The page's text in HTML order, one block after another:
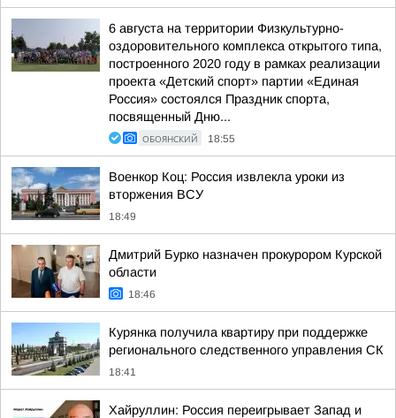
6 августа на территории Физкультурно-
оздоровительного комплекса открытого типа,
построенного 2020 году в рамках реализации
проекта «Детский спорт» партии «Единая
Россия» состоялся Праздник спорта,
посвященный Дню...
ОБОЯНСКИЙ 18:55
Военкор Коц: Россия извлекла уроки из
вторжения ВСУ
18:49
Дмитрий Бурко назначен прокурором Курской
области
18:46
Курянка получила квартиру при поддержке
регионального следственного управления СК
18:41
Хайруллин: Россия переигрывает Запад и